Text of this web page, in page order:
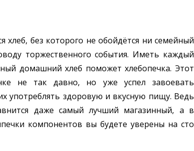
хлеб, без которого не обойдётся ни семейный
торжественного события. Иметь каждый
домашний хлеб поможет хлебопечка. Этот
не так давно, но уже успел завоевать
употреблять здоровую и вкусную пищу. Ведь
даже самый лучший магазинный, а в
компонентов вы будете уверены на сто